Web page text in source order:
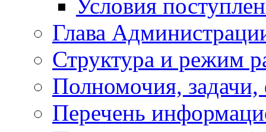
Условия
Глава
Структура и режим
Полномочия,
Перечень